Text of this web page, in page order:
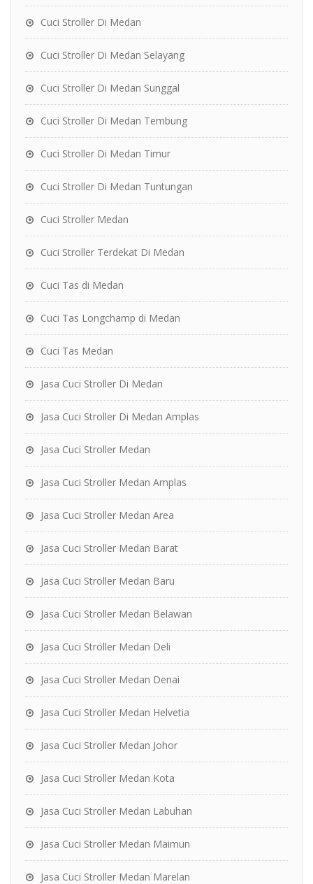
Cuci Stroller Di Medan
Cuci Stroller Di Medan Selayang
Cuci Stroller Di Medan Sunggal
Cuci Stroller Di Medan Tembung
Cuci Stroller Di Medan Timur
Cuci Stroller Di Medan Tuntungan
Cuci Stroller Medan
Cuci Stroller Terdekat Di Medan
Cuci Tas di Medan
Cuci Tas Longchamp di Medan
Cuci Tas Medan
Jasa Cuci Stroller Di Medan
Jasa Cuci Stroller Di Medan Amplas
Jasa Cuci Stroller Medan
Jasa Cuci Stroller Medan Amplas
Jasa Cuci Stroller Medan Area
Jasa Cuci Stroller Medan Barat
Jasa Cuci Stroller Medan Baru
Jasa Cuci Stroller Medan Belawan
Jasa Cuci Stroller Medan Deli
Jasa Cuci Stroller Medan Denai
Jasa Cuci Stroller Medan Helvetia
Jasa Cuci Stroller Medan Johor
Jasa Cuci Stroller Medan Kota
Jasa Cuci Stroller Medan Labuhan
Jasa Cuci Stroller Medan Maimun
Jasa Cuci Stroller Medan Marelan